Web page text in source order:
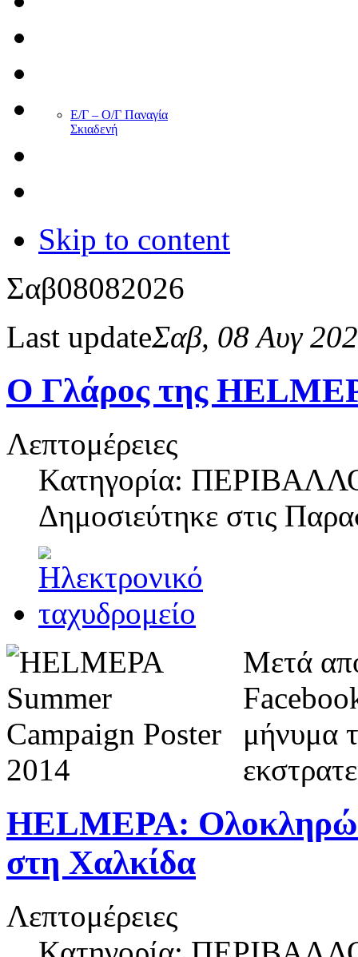
Ε/Γ – Ο/Γ Παναγία
Σκιαδενή
Skip to content
Σαβ08082026
Last updateΣαβ, 08 Αυγ
Ο Γλάρος της
Λεπτομέρειες
Κατηγορία:
Δημοσιεύτηκε στις
Μετά
μήνυμα
HELMEPA:
στη Χαλκίδα
Λεπτομέρειες